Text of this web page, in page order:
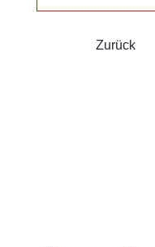
Zurück